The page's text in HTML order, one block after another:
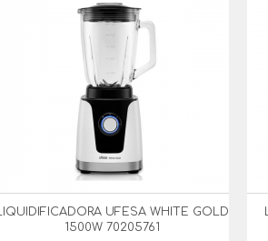
UFESA WHITE GOLD
1500W 70205761
Vista Rápida